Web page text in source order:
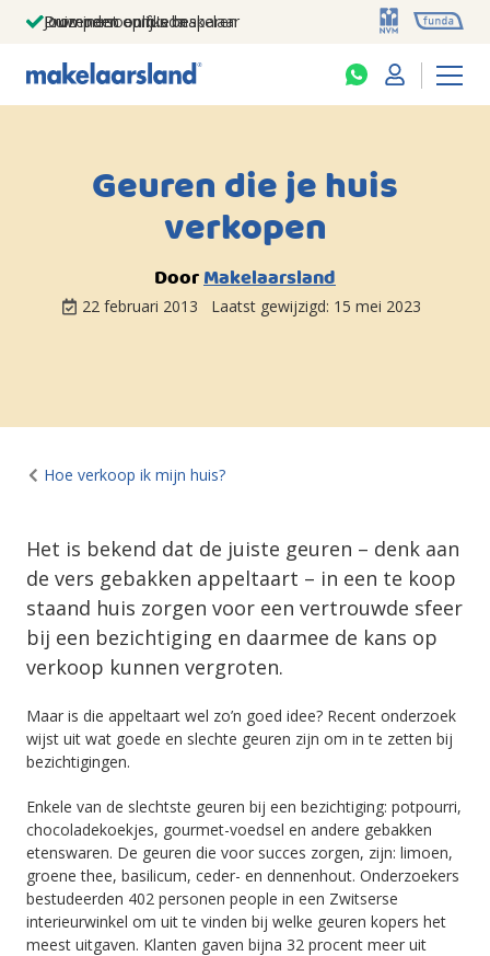
Jouw persoonlijke makelaar
Duizenden euro's besparen
Prominent op funda
Geuren die je huis
verkopen
DoorMakelaarsland
22 februari 2013 Laatst gewijzigd: 15 mei 2023
Hoe verkoop ik mijn huis?
Het is bekend dat de juiste geuren – denk aan
de vers gebakken appeltaart – in een te koop
staand huis zorgen voor een vertrouwde sfeer
bij een bezichtiging en daarmee de kans op
verkoop kunnen vergroten.
Maar is die appeltaart wel zo’n goed idee? Recent onderzoek
wijst uit wat goede en slechte geuren zijn om in te zetten bij
bezichtigingen.
Enkele van de slechtste geuren bij een bezichtiging: potpourri,
chocoladekoekjes, gourmet-voedsel en andere gebakken
etenswaren. De geuren die voor succes zorgen, zijn: limoen,
groene thee, basilicum, ceder- en dennenhout. Onderzoekers
bestudeerden 402 personen people in een Zwitserse
interieurwinkel om uit te vinden bij welke geuren kopers het
meest uitgaven. Klanten gaven bijna 32 procent meer uit